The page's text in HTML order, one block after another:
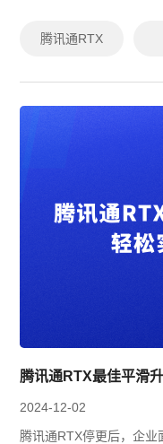
环境、灵活权限管理、多
腾讯通RTX
腾讯通RTX最佳平滑
2024-12-02
腾讯通RTX停更后，企